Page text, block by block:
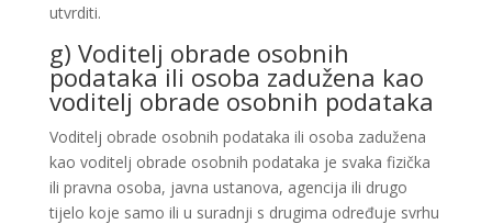
utvrditi.
g) Voditelj obrade osobnih
podataka ili osoba zadužena kao
voditelj obrade osobnih podataka
Voditelj obrade osobnih podataka ili osoba zadužena
kao voditelj obrade osobnih podataka je svaka fizička
ili pravna osoba, javna ustanova, agencija ili drugo
tijelo koje samo ili u suradnji s drugima određuje svrhu